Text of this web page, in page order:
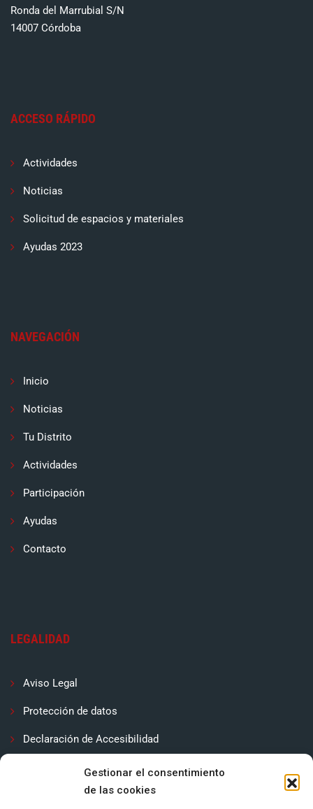
Gestionar el consentimiento
de las cookies
Ronda del Marrubial S/N
14007 Córdoba
ACCESO RÁPIDO
Actividades
Noticias
Solicitud de espacios y materiales
Ayudas 2023
NAVEGACIÓN
Inicio
Noticias
Tu Distrito
Actividades
Participación
Ayudas
Contacto
LEGALIDAD
Aviso Legal
Protección de datos
Declaración de Accesibilidad
Política de cookies (UE)